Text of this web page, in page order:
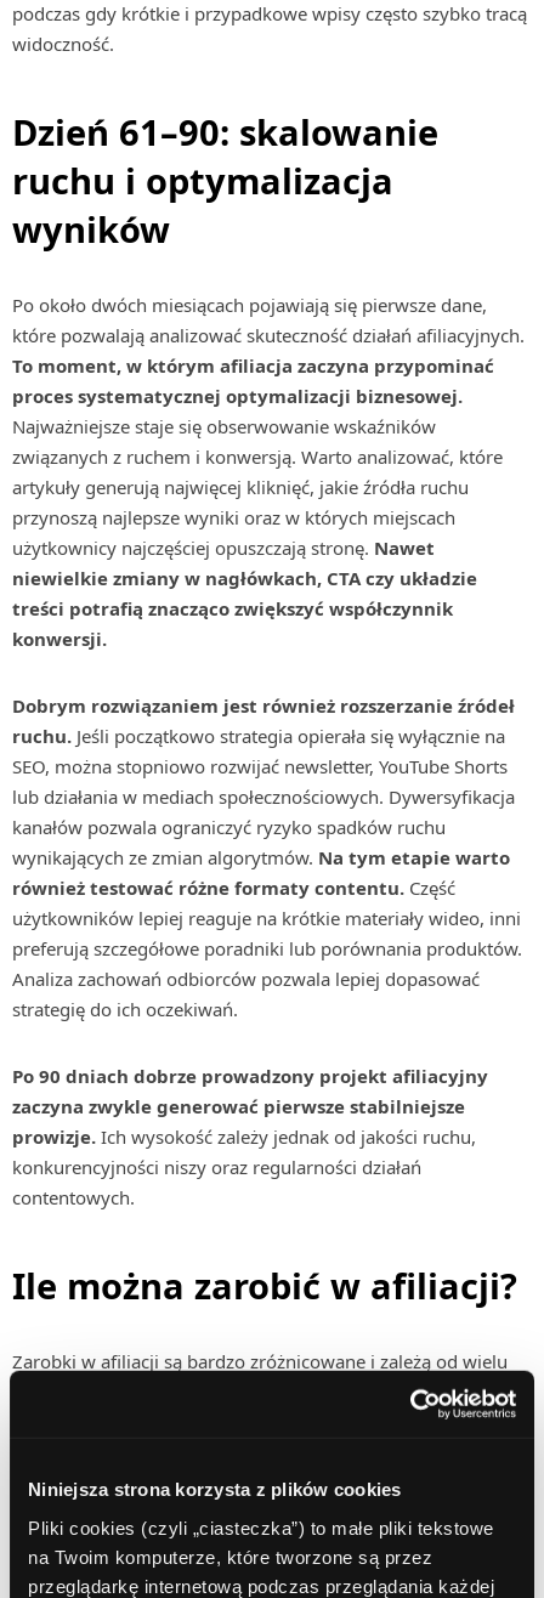
Niniejsza strona korzysta z plików cookies
Pliki cookies (czyli „ciasteczka”) to małe pliki tekstowe
na Twoim komputerze, które tworzone są przez
przeglądarkę internetową podczas przeglądania każdej
podczas gdy krótkie i przypadkowe wpisy często szybko tracą
widoczność.
Dzień 61–90: skalowanie
ruchu i optymalizacja
wyników
Po około dwóch miesiącach pojawiają się pierwsze dane,
które pozwalają analizować skuteczność działań afiliacyjnych.
To moment, w którym afiliacja zaczyna przypominać
proces systematycznej optymalizacji biznesowej.
Najważniejsze staje się obserwowanie wskaźników
związanych z ruchem i konwersją. Warto analizować, które
artykuły generują najwięcej kliknięć, jakie źródła ruchu
przynoszą najlepsze wyniki oraz w których miejscach
użytkownicy najczęściej opuszczają stronę. Nawet
niewielkie zmiany w nagłówkach, CTA czy układzie
treści potrafią znacząco zwiększyć współczynnik
konwersji.
Dobrym rozwiązaniem jest również rozszerzanie źródeł
ruchu. Jeśli początkowo strategia opierała się wyłącznie na
SEO, można stopniowo rozwijać newsletter, YouTube Shorts
lub działania w mediach społecznościowych. Dywersyfikacja
kanałów pozwala ograniczyć ryzyko spadków ruchu
wynikających ze zmian algorytmów. Na tym etapie warto
również testować różne formaty contentu. Część
użytkowników lepiej reaguje na krótkie materiały wideo, inni
preferują szczegółowe poradniki lub porównania produktów.
Analiza zachowań odbiorców pozwala lepiej dopasować
strategię do ich oczekiwań.
Po 90 dniach dobrze prowadzony projekt afiliacyjny
zaczyna zwykle generować pierwsze stabilniejsze
prowizje. Ich wysokość zależy jednak od jakości ruchu,
konkurencyjności niszy oraz regularności działań
contentowych.
Ile można zarobić w afiliacji?
Zarobki w afiliacji są bardzo zróżnicowane i zależą od wielu
czynników, takich jak nisza, źródło ruchu czy skuteczność
Początkujące osoby, które działają głównie
pierwsze prowizje na poziomie kilkuset złotych
możliwe jest jednak stopniowe zwiększanie przychodów.
Rozbudowane serwisy contentowe działające w branży